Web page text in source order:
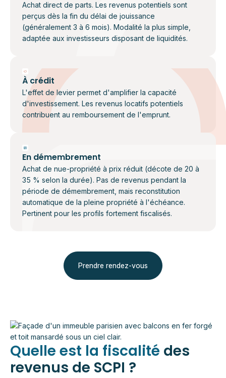
Achat direct de parts. Les revenus potentiels sont
perçus dès la fin du délai de jouissance
(généralement 3 à 6 mois). Modalité la plus simple,
adaptée aux investisseurs disposant de liquidités.
À crédit
L'effet de levier permet d'amplifier la capacité
d'investissement. Les revenus locatifs potentiels
contribuent au remboursement de l'emprunt.
En démembrement
Achat de nue-propriété à prix réduit (décote de 20 à
35 % selon la durée). Pas de revenus pendant la
période de démembrement, mais reconstitution
automatique de la pleine propriété à l'échéance.
Pertinent pour les profils fortement fiscalisés.
Prendre rendez-vous
Quelle est la fiscalité des
revenus de SCPI ?